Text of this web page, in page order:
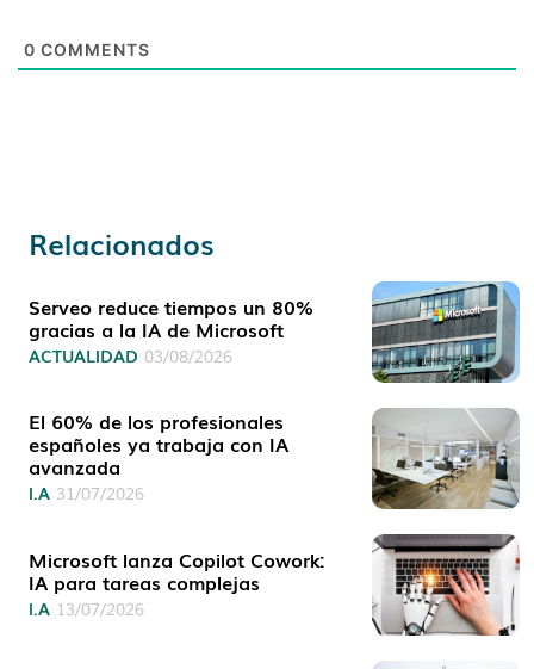
0 COMMENTS
Relacionados
Serveo reduce tiempos un 80%
gracias a la IA de Microsoft
ACTUALIDAD 03/08/2026
El 60% de los profesionales
españoles ya trabaja con IA
avanzada
I.A 31/07/2026
Microsoft lanza Copilot Cowork:
IA para tareas complejas
I.A 13/07/2026